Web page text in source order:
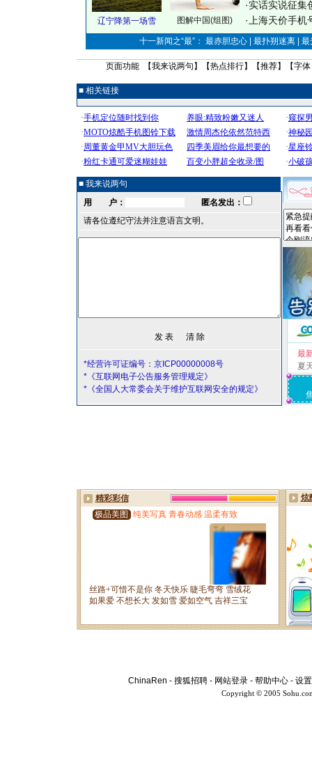
辽宁降第一场雪 图解中国(组图)
·实话实说征集
· 上海天价手
十一新闻之“最”： 最赤胆忠心 | 最扑朔迷离 |
页面功能 【我来说两句 】【热点排行】【推荐】【字体
■ 相关链接
■ 我来说两句
用 户：
匿名发出：
请各位遵纪守法并注意语言文明。
*经营许可证编号：京ICP00000008号
*《互联网电子公告服务管理规定》
*《全国人大常委会关于维护互联网安全的规定》
最
夏
ChinaRen - 搜狐招聘 - 网站登录 - 帮助中心 - 设
Copyright © 2005